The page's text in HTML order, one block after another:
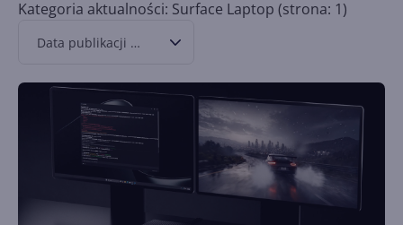
Kategoria aktualności: Surface Laptop (strona: 1)
Data publikacji malejąco